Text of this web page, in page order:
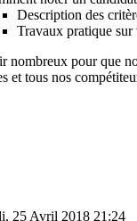
Description des
Travaux pratique sur
nombreux pour que
et tous nos
25 Avril 2018 21:24